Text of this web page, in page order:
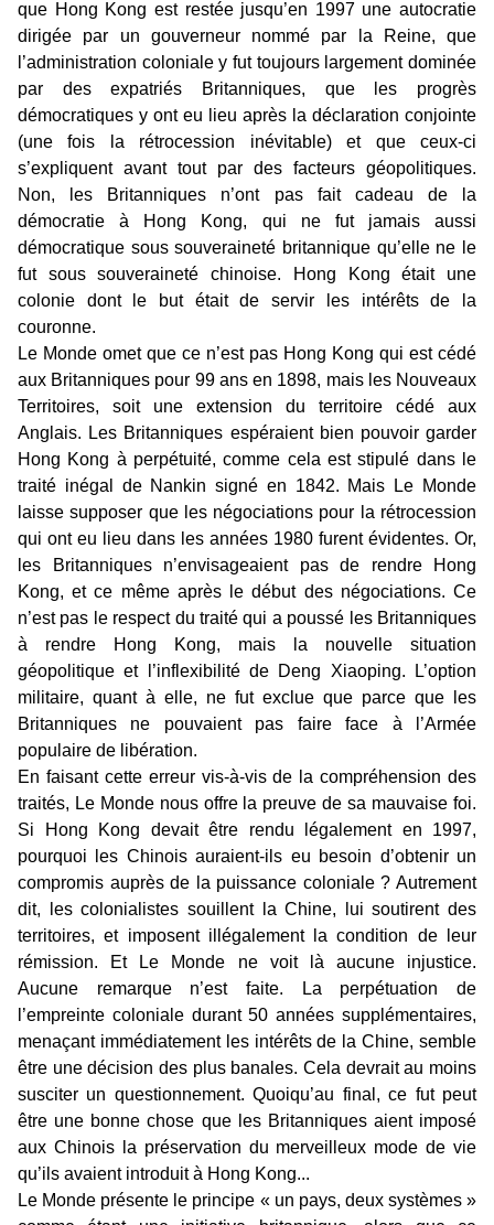
que Hong Kong est restée jusqu’en 1997 une autocratie
dirigée par un gouverneur nommé par la Reine, que
l’administration coloniale y fut toujours largement dominée
par des expatriés Britanniques, que les progrès
démocratiques y ont eu lieu après la déclaration conjointe
(une fois la rétrocession inévitable) et que ceux-ci
s’expliquent avant tout par des facteurs géopolitiques.
Non, les Britanniques n’ont pas fait cadeau de la
démocratie à Hong Kong, qui ne fut jamais aussi
démocratique sous souveraineté britannique qu’elle ne le
fut sous souveraineté chinoise. Hong Kong était une
colonie dont le but était de servir les intérêts de la
couronne.
Le Monde omet que ce n’est pas Hong Kong qui est cédé
aux Britanniques pour 99 ans en 1898, mais les Nouveaux
Territoires, soit une extension du territoire cédé aux
Anglais. Les Britanniques espéraient bien pouvoir garder
Hong Kong à perpétuité, comme cela est stipulé dans le
traité inégal de Nankin signé en 1842. Mais Le Monde
laisse supposer que les négociations pour la rétrocession
qui ont eu lieu dans les années 1980 furent évidentes. Or,
les Britanniques n’envisageaient pas de rendre Hong
Kong, et ce même après le début des négociations. Ce
n’est pas le respect du traité qui a poussé les Britanniques
à rendre Hong Kong, mais la nouvelle situation
géopolitique et l’inflexibilité de Deng Xiaoping. L’option
militaire, quant à elle, ne fut exclue que parce que les
Britanniques ne pouvaient pas faire face à l’Armée
populaire de libération.
En faisant cette erreur vis-à-vis de la compréhension des
traités, Le Monde nous offre la preuve de sa mauvaise foi.
Si Hong Kong devait être rendu légalement en 1997,
pourquoi les Chinois auraient-ils eu besoin d’obtenir un
compromis auprès de la puissance coloniale ? Autrement
dit, les colonialistes souillent la Chine, lui soutirent des
territoires, et imposent illégalement la condition de leur
rémission. Et Le Monde ne voit là aucune injustice.
Aucune remarque n’est faite. La perpétuation de
l’empreinte coloniale durant 50 années supplémentaires,
menaçant immédiatement les intérêts de la Chine, semble
être une décision des plus banales. Cela devrait au moins
susciter un questionnement. Quoiqu’au final, ce fut peut
être une bonne chose que les Britanniques aient imposé
aux Chinois la préservation du merveilleux mode de vie
qu’ils avaient introduit à Hong Kong...
Le Monde présente le principe « un pays, deux systèmes »